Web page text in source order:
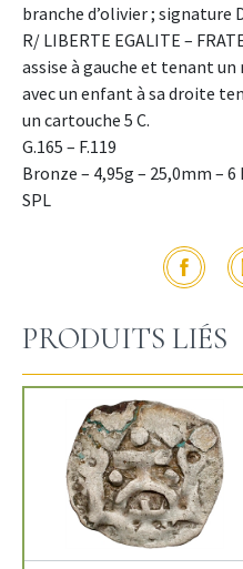
branche d’olivier ; signature
R/ LIBERTE EGALITE –
assise à gauche et tenant un
avec un enfant à sa droite
un cartouche 5 C.
G.165 – F.119
Bronze – 4,95g – 25,0mm – 6
SPL
PRODUITS LIÉS